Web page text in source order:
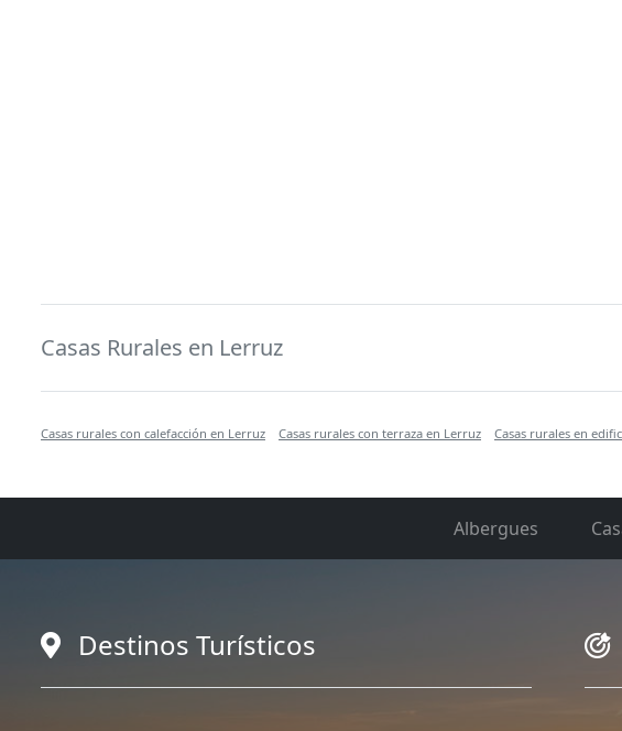
Casas Rurales en Lerruz
Casas rurales con calefacción en Lerruz Casas rurales con terraza en Lerruz Casas rurales en
Albergues
Destinos Turísticos